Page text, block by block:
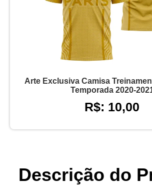
Arte Exclusiva Camisa
Temporada 2020-
R$: 10,00
Descrição do